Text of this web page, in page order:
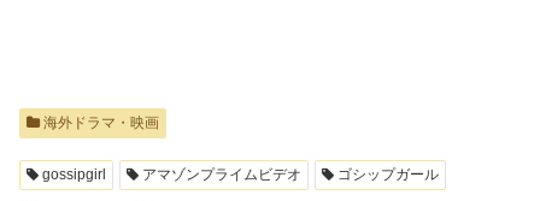
海外ドラマ・映画
gossipgirl アマゾンプライムビデオ ゴシップガール